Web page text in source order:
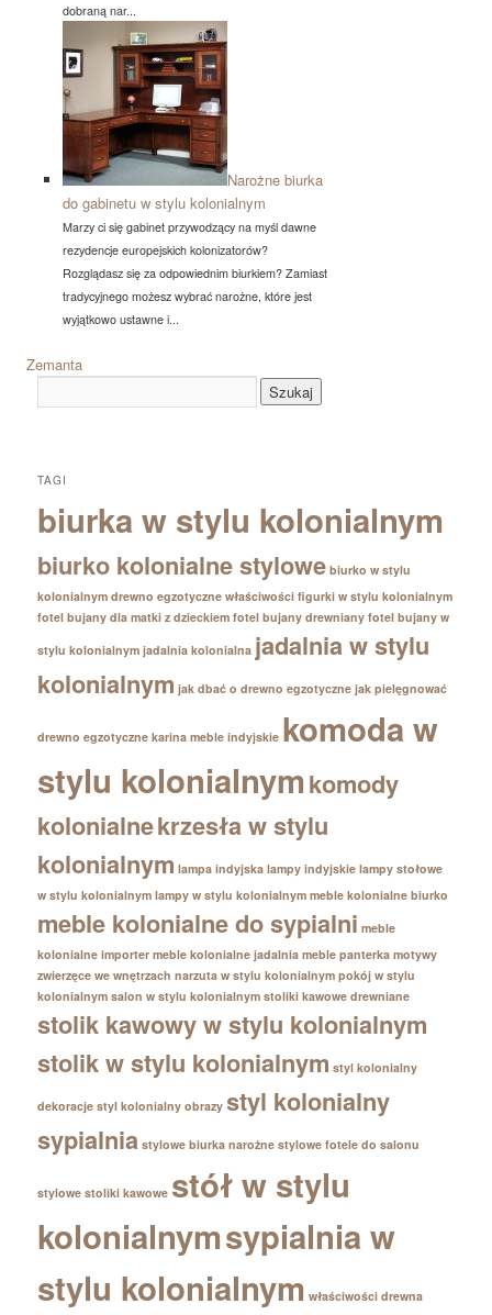
dobraną nar...
Narożne biurka
do gabinetu w stylu kolonialnym
Marzy ci się gabinet przywodzący na myśl dawne
rezydencje europejskich kolonizatorów?
Rozglądasz się za odpowiednim biurkiem? Zamiast
tradycyjnego możesz wybrać narożne, które jest
wyjątkowo ustawne i...
Zemanta
TAGI
biurka w stylu kolonialnym
biurko kolonialne stylowe biurko w stylu
kolonialnym drewno egzotyczne właściwości figurki w stylu kolonialnym
fotel bujany dla matki z dzieckiem fotel bujany drewniany fotel bujany w
stylu kolonialnym jadalnia kolonialna jadalnia w stylu
kolonialnym jak dbać o drewno egzotyczne jak pielęgnować
drewno egzotyczne karina meble indyjskie komoda w
stylu kolonialnymkomody
kolonialnekrzesła w stylu
kolonialnym lampa indyjska lampy indyjskie lampy stołowe
w stylu kolonialnym lampy w stylu kolonialnym meble kolonialne biurko
meble kolonialne do sypialni meble
kolonialne importer meble kolonialne jadalnia meble panterka motywy
zwierzęce we wnętrzach narzuta w stylu kolonialnym pokój w stylu
kolonialnym salon w stylu kolonialnym stoliki kawowe drewniane
stolik kawowy w stylu kolonialnym
stolik w stylu kolonialnym styl kolonialny
dekoracje styl kolonialny obrazy styl kolonialny
sypialnia stylowe biurka narożne stylowe fotele do salonu
stylowe stoliki kawowe stół w stylu
kolonialnymsypialnia w
stylu kolonialnym właściwości drewna